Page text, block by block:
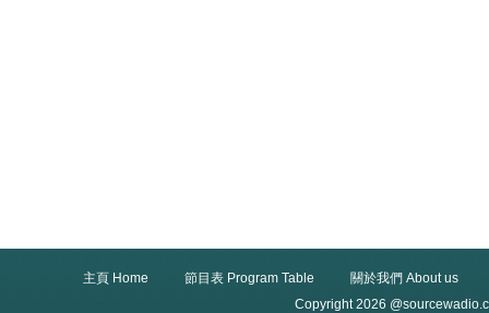
主頁 Home 節目表 Program Table
關於我們 About us
Copyright 2026